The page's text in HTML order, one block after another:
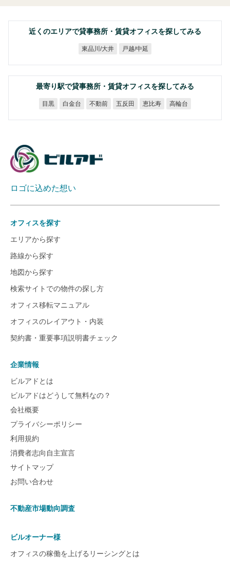
近くのエリアで貸事務所・賃貸オフィスを探してみる
東品川/大井 戸越/中延
最寄り駅で貸事務所・賃貸オフィスを探してみる
目黒 白金台 不動前 五反田 恵比寿 高輪台
ロゴに込めた想い
オフィスを探す
エリアから探す
路線から探す
地図から探す
検索サイトでの物件の探し方
オフィス移転マニュアル
オフィスのレイアウト・内装
契約書・重要事項説明書チェック
企業情報
ビルアドとは
ビルアドはどうして無料なの？
会社概要
プライバシーポリシー
利用規約
消費者志向自主宣言
サイトマップ
お問い合わせ
不動産市場動向調査
ビルオーナー様
オフィスの稼働を上げるリーシングとは